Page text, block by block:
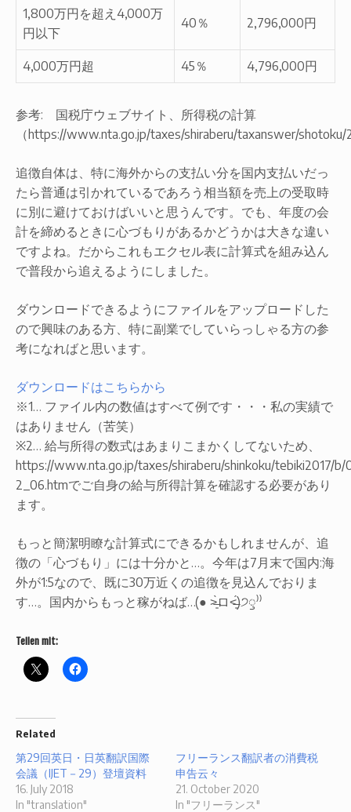
1,800万円を超え4,000万
円以下
40％ 2,796,000円
4,000万円超 45％ 4,796,000円
参考: 国税庁ウェブサイト、所得税の計算
（https://www.nta.go.jp/taxes/shiraberu/taxanswer/shotoku/
追徴自体は、特に海外からの支払い分を国内支払いだっ
たら普通は引かれているであろう相当額を売上の受取時
に別に避けておけばいいと思うんです。でも、年度の会
計を締めるときに心づもりがあるかどうかは大きな違い
ですよね。だからこれもエクセル表に計算式を組み込ん
で普段から追えるようにしました。
ダウンロードできるようにファイルをアップロードした
ので興味のある方、特に副業でしていらっしゃる方の参
考になればと思います。
ダウンロードはこちらから
※1… ファイル内の数値はすべて例です・・・私の実績で
はありません（苦笑）
※2… 給与所得の数式はあまりこまかくしてないため、
https://www.nta.go.jp/taxes/shiraberu/shinkoku/tebiki2017/b/
2_06.htmでご自身の給与所得計算を確認する必要があり
ます。
もっと簡潔明瞭な計算式にできるかもしれませんが、追
徴の「心づもり」には十分かと…。今年は7月末で国内:海
外が1:5なので、既に30万近くの追徴を見込んでおりま
す…。国内からもっと稼がねば…(● ˃̶͈̀ロ˂̶͈́)੭ꠥ⁾⁾
Teilen mit:
Related
第29回英日・日英翻訳国際
会議（IJET－29）登壇資料
16. July 2018
In "translation"
フリーランス翻訳者の消費税
申告云々
21. October 2020
In "フリーランス"